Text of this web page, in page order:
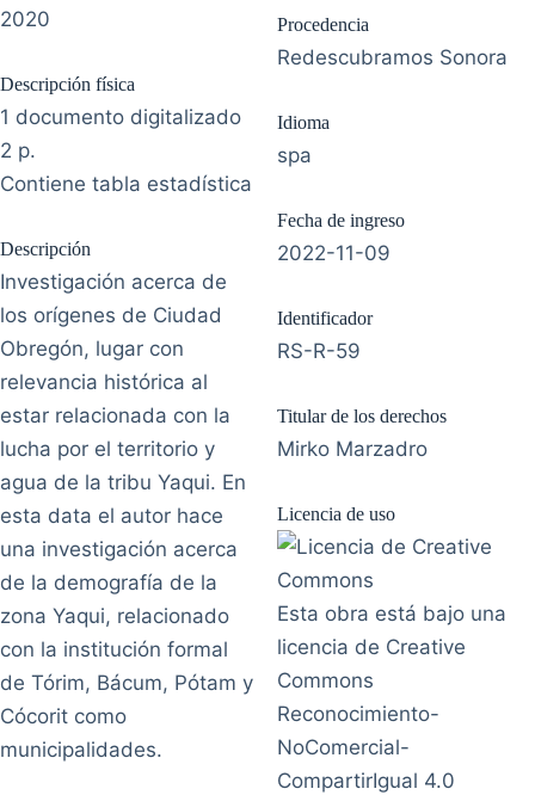
2020
Descripción física
1 documento digitalizado
2 p.
Contiene tabla estadística
Descripción
Investigación acerca de
los orígenes de Ciudad
Obregón, lugar con
relevancia histórica al
estar relacionada con la
lucha por el territorio y
agua de la tribu Yaqui. En
esta data el autor hace
una investigación acerca
de la demografía de la
zona Yaqui, relacionado
con la institución formal
de Tórim, Bácum, Pótam y
Cócorit como
municipalidades.
Procedencia
Redescubramos Sonora
Idioma
spa
Fecha de ingreso
2022-11-09
Identificador
RS-R-59
Titular de los derechos
Mirko Marzadro
Licencia de uso
Esta obra está bajo una
licencia de Creative
Commons
Reconocimiento-
NoComercial-
CompartirIgual 4.0